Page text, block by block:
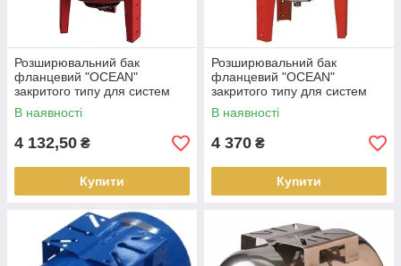
Розширювальний бак
фланцевий "OCEAN"
закритого типу для систем
опалення 80 літрів
В наявності
4 132,50 ₴
Купити
Розширювальний бак
фланцевий "OCEAN"
закритого типу для систем
опалення 100 літрів
В наявності
4 370 ₴
Купити